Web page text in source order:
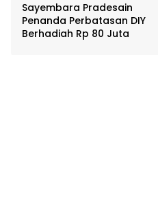
Sayembara Pradesain
Penanda Perbatasan DIY
Berhadiah Rp 80 Juta